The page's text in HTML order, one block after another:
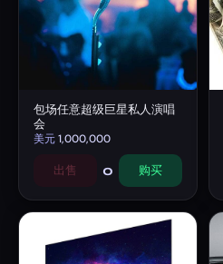
包场任意超级巨星私人演唱
会
美元1,000,000
出售 0 购买